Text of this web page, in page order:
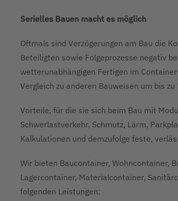
Serielles Bauen macht es möglich
Oftmals sind Verzögerungen am Bau die
Beteiligten sowie Folgeprozesse negativ
wetterunabhängigen Fertigen im
Vergleich zu anderen Bauweisen um bis zu
Vorteile, für die sie sich beim Bau mit
Schwerlastverkehr, Schmutz, Lärm,
Kalkulationen und demzufolge feste,
Wir bieten Baucontainer, Wohncontainer,
Lagercontainer, Materialcontainer,
folgenden Leistungen: